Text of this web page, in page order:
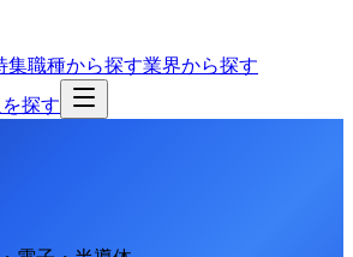
集職種から探す業界から探す
探す